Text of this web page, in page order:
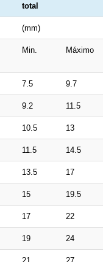
total
(mm)
Min. Máximo
7.5 9.7
9.2 11.5
10.5 13
11.5 14.5
13.5 17
15 19.5
17 22
19 24